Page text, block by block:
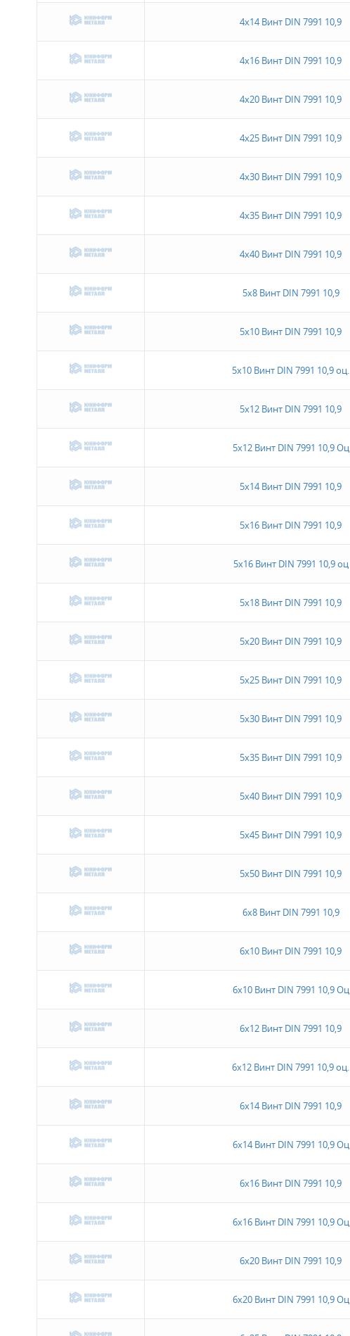
4х14 Винт DIN 7991 10,9
4х16 Винт DIN 7991 10,9
4х20 Винт DIN 7991 10,9
4х25 Винт DIN 7991 10,9
4х30 Винт DIN 7991 10,9
4х35 Винт DIN 7991 10,9
4х40 Винт DIN 7991 10,9
5х8 Винт DIN 7991 10,9
5х10 Винт DIN 7991 10,9
5х10 Винт DIN 7991 10,9 оц.
5х12 Винт DIN 7991 10,9
5х12 Винт DIN 7991 10,9 Оц
5х14 Винт DIN 7991 10,9
5х16 Винт DIN 7991 10,9
5х16 Винт DIN 7991 10,9 оц
5х18 Винт DIN 7991 10,9
5х20 Винт DIN 7991 10,9
5х25 Винт DIN 7991 10,9
5х30 Винт DIN 7991 10,9
5х35 Винт DIN 7991 10,9
5х40 Винт DIN 7991 10,9
5х45 Винт DIN 7991 10,9
5х50 Винт DIN 7991 10,9
6х8 Винт DIN 7991 10,9
6х10 Винт DIN 7991 10,9
6х10 Винт DIN 7991 10,9 Оц
6х12 Винт DIN 7991 10,9
6х12 Винт DIN 7991 10,9 оц.
6х14 Винт DIN 7991 10,9
6х14 Винт DIN 7991 10,9 Оц
6х16 Винт DIN 7991 10,9
6х16 Винт DIN 7991 10,9 Оц
6х20 Винт DIN 7991 10,9
6х20 Винт DIN 7991 10,9 Оц